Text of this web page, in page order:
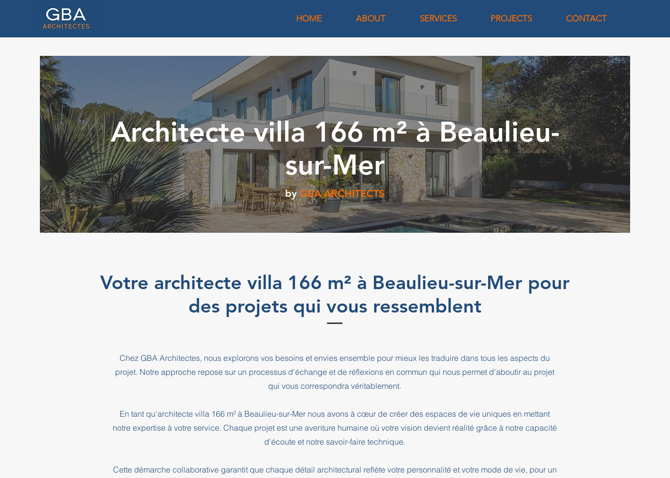
HOME ABOUT SERVICES PROJECTS CONTACT
Architecte villa 166 m² à Beaulieu-
sur-Mer
by GBA ARCHITECTS
Votre architecte villa 166 m² à Beaulieu-sur-Mer pour
des projets qui vous ressemblent
Chez GBA Architectes, nous explorons vos besoins et envies ensemble pour mieux les traduire dans tous les aspects du
projet. Notre approche repose sur un processus d'échange et de réflexions en commun qui nous permet d'aboutir au projet
qui vous correspondra véritablement.
En tant qu'architecte villa 166 m² à Beaulieu-sur-Mer nous avons à cœur de créer des espaces de vie uniques en mettant
notre expertise à votre service. Chaque projet est une aventure humaine où votre vision devient réalité grâce à notre capacité
d'écoute et notre savoir-faire technique.
Cette démarche collaborative garantit que chaque détail architectural reflète votre personnalité et votre mode de vie, pour un